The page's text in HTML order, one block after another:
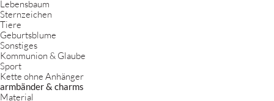
Lebensbaum
Sternzeichen
Tiere
Geburtsblume
Sonstiges
Kommunion & Glaube
Sport
Kette ohne Anhänger
armbänder & charms
Material